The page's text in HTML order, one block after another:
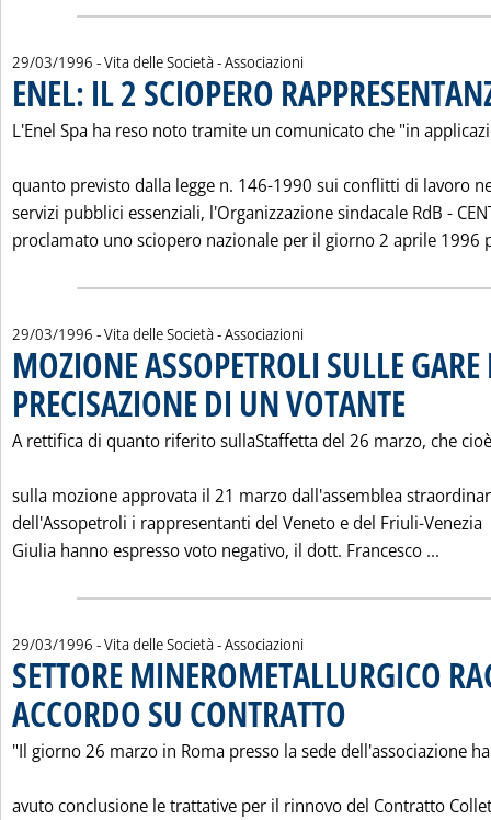
29/03/1996 - Vita delle Società - Associazioni
ENEL: IL 2 SCIOPERO
L'Enel Spa ha reso noto tramite un comunicato che "in
quanto previsto dalla legge n. 146-1990 sui conflitti di lavoro
servizi pubblici essenziali, l'Organizzazione sindacale RdB -
proclamato uno sciopero nazionale per il giorno 2 aprile 1996
29/03/1996 - Vita delle Società - Associazioni
MOZIONE ASSOPETROLI SULLE GARE
PRECISAZIONE DI UN VOTANTE
A rettifica di quanto riferito sullaStaffetta del 26 marzo, che cioè
sulla mozione approvata il 21 marzo dall'assemblea
dell'Assopetroli i rappresentanti del Veneto e del Friuli-Venezia
Giulia hanno espresso voto negativo, il dott. Francesco ...
29/03/1996 - Vita delle Società - Associazioni
SETTORE MINEROMETALLURGICO
ACCORDO SU CONTRATTO
"Il giorno 26 marzo in Roma presso la sede dell'associazione
avuto conclusione le trattative per il rinnovo del Contratto